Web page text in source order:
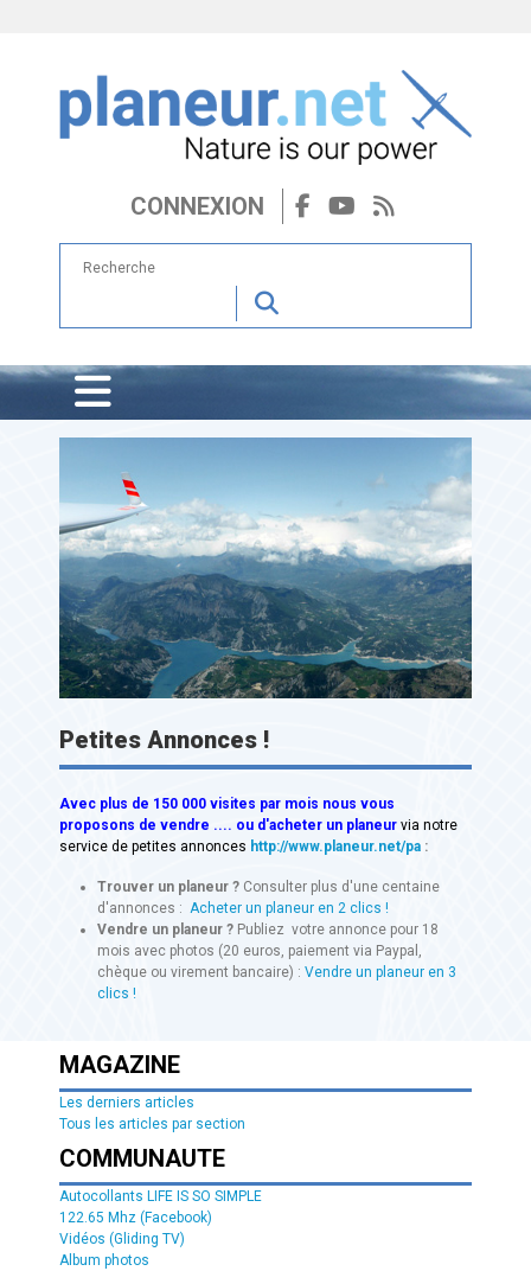
CONNEXION
Petites Annonces !
Avec plus de 150 000 visites par mois nous vous
proposons de vendre .... ou d'acheter un planeur via notre
service de petites annonces http://www.planeur.net/pa :
Trouver un planeur ? Consulter plus d'une centaine
d'annonces : Acheter un planeur en 2 clics !
Vendre un planeur ? Publiez votre annonce pour 18
mois avec photos (20 euros, paiement via Paypal,
chèque ou virement bancaire) : Vendre un planeur en 3
clics !
MAGAZINE
Les derniers articles
Tous les articles par section
COMMUNAUTE
Autocollants LIFE IS SO SIMPLE
122.65 Mhz (Facebook)
Vidéos (Gliding TV)
Album photos